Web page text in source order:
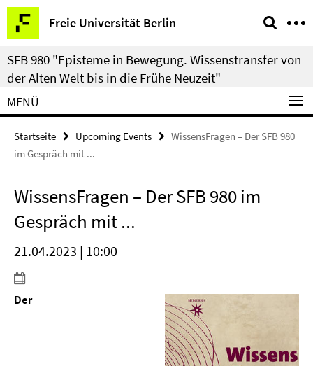
Springe
direkt
zu
Inhalt
Freie Universität Berlin
Service-
Navigation
SFB 980 "Episteme in Bewegung. Wissenstransfer von
der Alten Welt bis in die Frühe Neuzeit"
MENÜ
Startseite Upcoming Events
WissensFragen – Der SFB 980
im Gespräch mit ...
WissensFragen – Der SFB 980 im
Gespräch mit ...
21.04.2023 | 10:00
Der